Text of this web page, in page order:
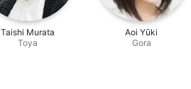
Taishi Murata
Toya
Aoi Yūki
Gora